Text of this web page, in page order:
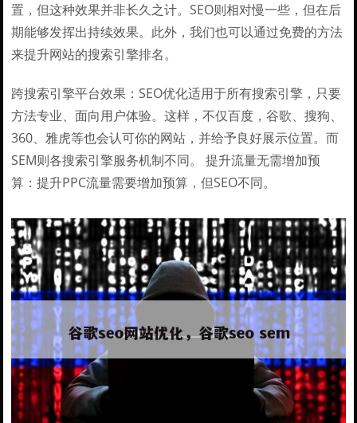
置，但这种效果并非长久之计。SEO则相对慢一些，但在后
期能够发挥出持续效果。此外，我们也可以通过免费的方法
来提升网站的搜索引擎排名。
跨搜索引擎平台效果：SEO优化适用于所有搜索引擎，只要
方法专业、面向用户体验。这样，不仅百度，谷歌、搜狗、
360、雅虎等也会认可你的网站，并给予良好展示位置。而
SEM则各搜索引擎服务机制不同。 提升流量无需增加预
算：提升PPC流量需要增加预算，但SEO不同。